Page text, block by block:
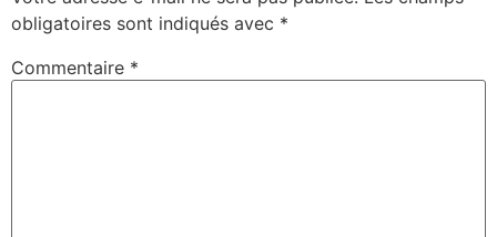
obligatoires sont indiqués avec *
Commentaire *